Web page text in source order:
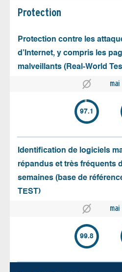
Protection
Protection contre les
d’Internet, y compris les
malveillants (Real-World
mai
97.1
Identification de logiciels
répandus et très fréquents
semaines (base de
TEST)
mai
99.8